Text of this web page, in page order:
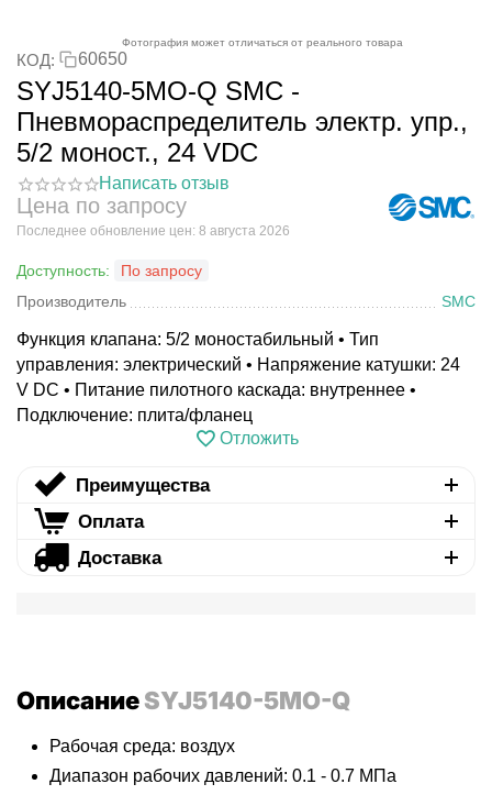
Фотография может отличаться от реального товара
КОД: 60650
SYJ5140-5MO-Q SMC -
Пневмораспределитель электр. упр.,
5/2 моност., 24 VDC
Написать отзыв
Цена по запросу
Последнее обновление цен: 8 августа 2026
Доступность:
По запросу
Производитель
SMC
Функция клапана: 5/2 моностабильный • Тип
управления: электрический • Напряжение катушки: 24
V DC • Питание пилотного каскада: внутреннее •
Подключение: плита/фланец
Отложить
Преимущества
Оплата
Доставка
ОписаниеSYJ5140-5MO-Q
Рабочая среда: воздух
Диапазон рабочих давлений: 0.1 - 0.7 МПа